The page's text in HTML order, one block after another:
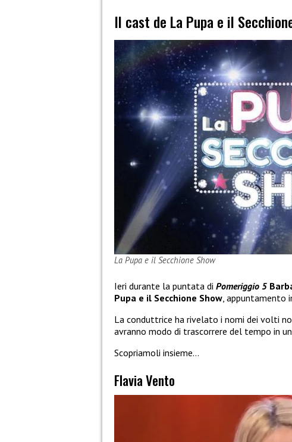
Il cast de La Pupa e il
La Pupa e il Secchione Show
Ieri durante la puntata di Pomeriggio 5
Pupa e il Secchione Show, appuntamento
La conduttrice ha rivelato i nomi dei volti
avranno modo di trascorrere del tempo in
Scopriamoli insieme…
Flavia Vento